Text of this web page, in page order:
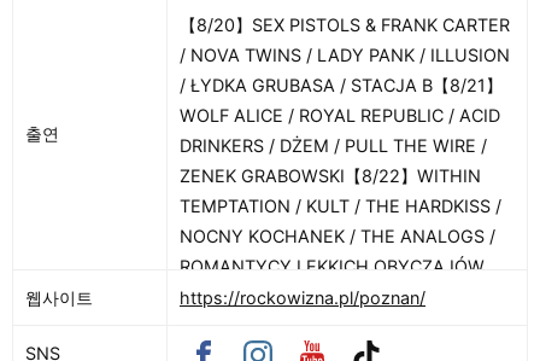
출연
【8/20】SEX PISTOLS & FRANK CARTER
/ NOVA TWINS / LADY PANK / ILLUSION
/ ŁYDKA GRUBASA / STACJA B【8/21】
WOLF ALICE / ROYAL REPUBLIC / ACID
DRINKERS / DŻEM / PULL THE WIRE /
ZENEK GRABOWSKI【8/22】WITHIN
TEMPTATION / KULT / THE HARDKISS /
NOCNY KOCHANEK / THE ANALOGS /
ROMANTYCY LEKKICH OBYCZAJÓW
웹사이트
https://rockowizna.pl/poznan/
SNS